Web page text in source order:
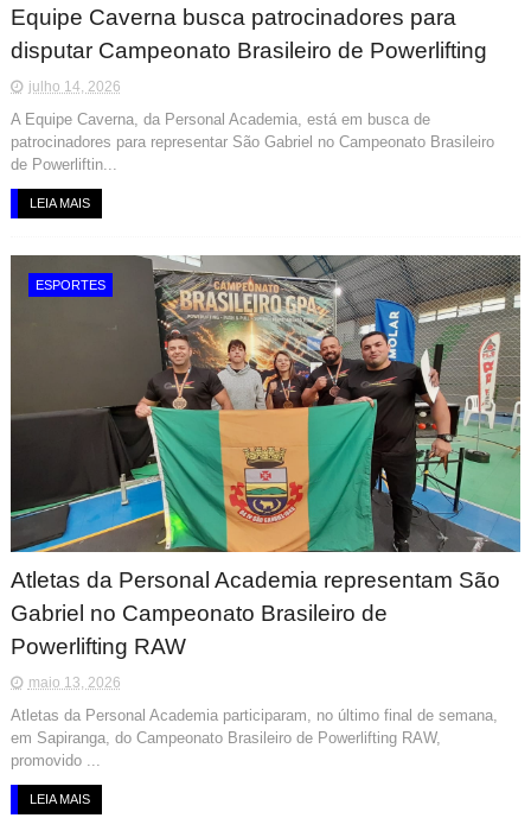
Equipe Caverna busca patrocinadores para
disputar Campeonato Brasileiro de Powerlifting
julho 14, 2026
A Equipe Caverna, da Personal Academia, está em busca de
patrocinadores para representar São Gabriel no Campeonato Brasileiro
de Powerliftin...
LEIA MAIS
ESPORTES
Atletas da Personal Academia representam São
Gabriel no Campeonato Brasileiro de
Powerlifting RAW
maio 13, 2026
Atletas da Personal Academia participaram, no último final de semana,
em Sapiranga, do Campeonato Brasileiro de Powerlifting RAW,
promovido ...
LEIA MAIS